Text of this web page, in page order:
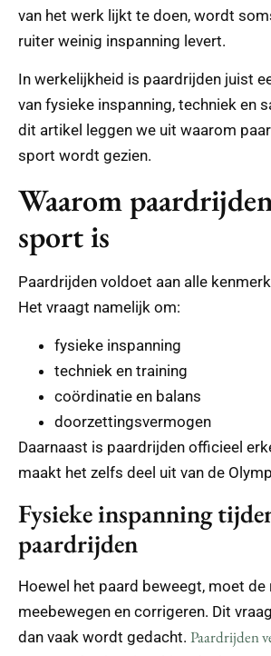
van het werk lijkt te doen, wordt
ruiter weinig inspanning levert.
In werkelijkheid is paardrijden juist
van fysieke inspanning, techniek en
dit artikel leggen we uit waarom
sport wordt gezien.
Waarom
sport is
Paardrijden voldoet aan alle
Het vraagt namelijk om:
fysieke inspanning
techniek en training
coördinatie en balans
doorzettingsvermogen
Daarnaast is paardrijden officieel
maakt het zelfs deel uit van de
Fysieke inspanning
paardrijden
Hoewel het paard beweegt, moet
meebewegen en corrigeren. Dit
dan vaak wordt gedacht. Paardrijden